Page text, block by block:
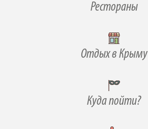
Рестораны
Отдых в Крыму
Куда пойти?